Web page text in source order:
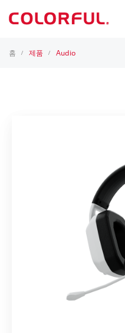
홈 / 제품 / Audio